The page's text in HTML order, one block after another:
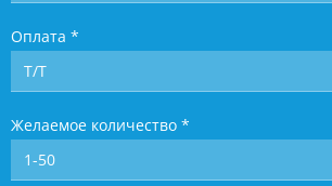
Оплата *
Желаемое количество *